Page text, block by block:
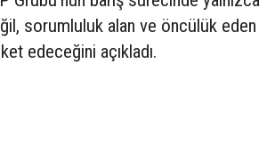
sorumluluk alan ve öncülük eden
edeceğini açıkladı.